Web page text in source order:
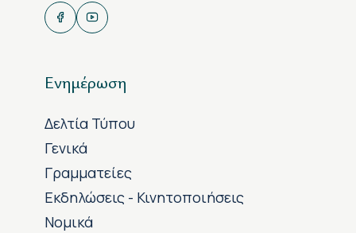
Ενημέρωση
Δελτία Τύπου
Γενικά
Γραμματείες
Εκδηλώσεις - Κινητοποιήσεις
Νομικά